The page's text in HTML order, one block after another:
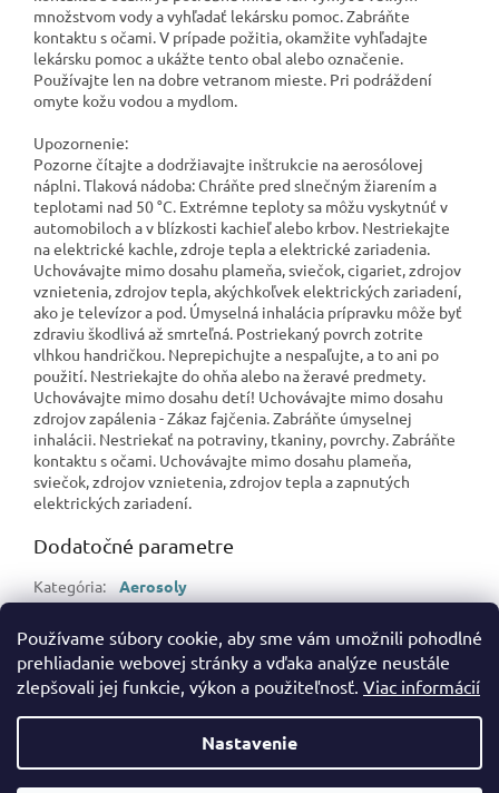
Používame súbory cookie, aby sme vám umožnili pohodlné
prehliadanie webovej stránky a vďaka analýze neustále
zlepšovali jej funkcie, výkon a použiteľnosť. Viac informácií
Nastavenie
množstvom vody a vyhľadať lekársku pomoc. Zabráňte
kontaktu s očami. V prípade požitia, okamžite vyhľadajte
lekársku pomoc a ukážte tento obal alebo označenie.
Používajte len na dobre vetranom mieste. Pri podráždení
omyte kožu vodou a mydlom.
Upozornenie:
Pozorne čítajte a dodržiavajte inštrukcie na aerosólovej
náplni. Tlaková nádoba: Chráňte pred slnečným žiarením a
teplotami nad 50 °C. Extrémne teploty sa môžu vyskytnúť v
automobiloch a v blízkosti kachieľ alebo krbov. Nestriekajte
na elektrické kachle, zdroje tepla a elektrické zariadenia.
Uchovávajte mimo dosahu plameňa, sviečok, cigariet, zdrojov
vznietenia, zdrojov tepla, akýchkoľvek elektrických zariadení,
ako je televízor a pod. Úmyselná inhalácia prípravku môže byť
zdraviu škodlivá až smrteľná. Postriekaný povrch zotrite
vlhkou handričkou. Neprepichujte a nespaľujte, a to ani po
použití. Nestriekajte do ohňa alebo na žeravé predmety.
Uchovávajte mimo dosahu detí! Uchovávajte mimo dosahu
zdrojov zapálenia - Zákaz fajčenia. Zabráňte úmyselnej
inhalácii. Nestriekať na potraviny, tkaniny, povrchy. Zabráňte
kontaktu s očami. Uchovávajte mimo dosahu plameňa,
sviečok, zdrojov vznietenia, zdrojov tepla a zapnutých
elektrických zariadení.
Dodatočné parametre
Kategória:
Aerosoly
EAN: 5908241718751
Vytvoril Shoptet